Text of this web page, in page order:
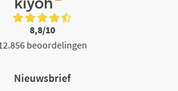
8,8/10
beoordelingen
Nieuwsbrief